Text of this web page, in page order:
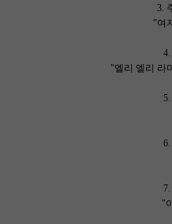
3.
"여
"엘리 엘리 라
"